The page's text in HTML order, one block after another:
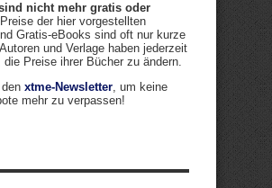
nicht mehr gratis oder
der hier vorgestellten
Gratis-eBooks sind oft nur kurze
und Verlage haben jederzeit
Preise ihrer Bücher zu ändern.
xtme-Newsletter, um keine
mehr zu verpassen!